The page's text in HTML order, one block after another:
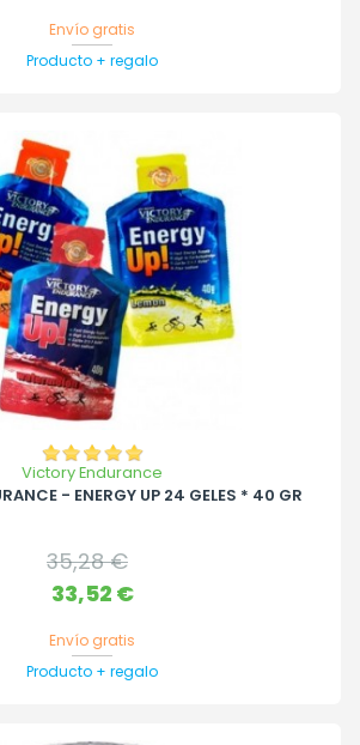
Envío gratis
Producto + regalo
Victory Endurance
- ENERGY UP 24 GELES * 40 GR
Precio
base
35,28 €
Precio
33,52 €
Envío gratis
Producto + regalo